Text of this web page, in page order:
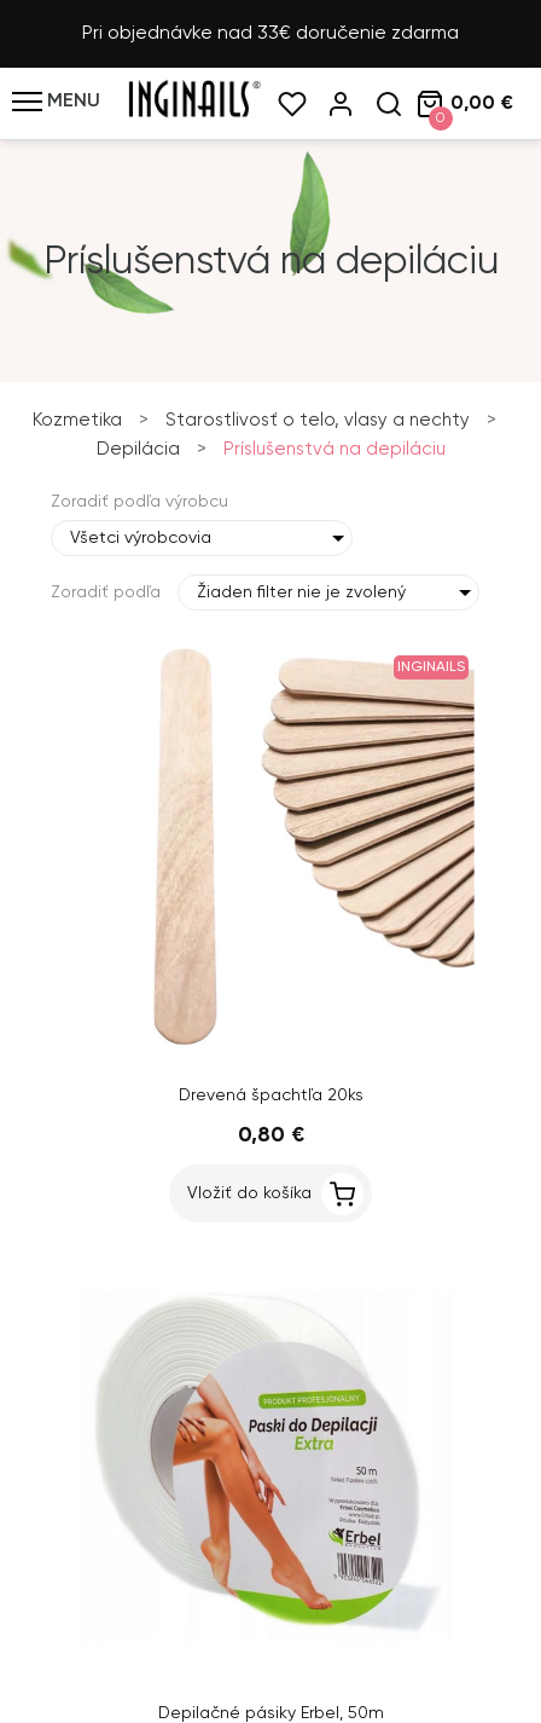
Pri objednávke nad 33€ doručenie zdarma
MENU
0
0,00 €
Príslušenstvá na depiláciu
Kozmetika > Starostlivosť o telo, vlasy a nechty
>
Depilácia
> Príslušenstvá na depiláciu
Zoradiť podľa výrobcu
Všetci výrobcovia
Zoradiť podľa Žiaden filter nie je zvolený
INGINAILS
Drevená špachtľa 20ks
0,80 €
Vložiť do košíka
Depilačné pásiky Erbel, 50m